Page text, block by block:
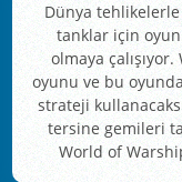
Dünya
tanklar için
olmaya
oyunu ve bu
strateji
tersine gemileri
World of